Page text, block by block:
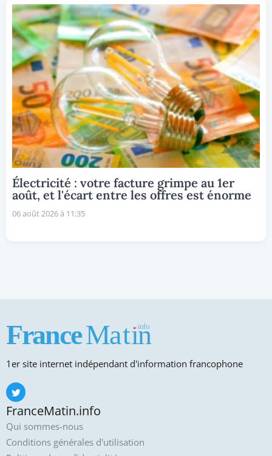
Électricité : votre facture grimpe au 1er
août, et l'écart entre les offres est énorme
06 août 2026 à 11:35
1er site internet indépendant d'information francophone
FranceMatin.info
Qui sommes-nous
Conditions générales d'utilisation